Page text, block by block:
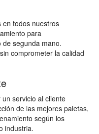
en todos nuestros
para
segunda mano.
comprometer la calidad
servicio al cliente
de las mejores paletas,
según los
industria.